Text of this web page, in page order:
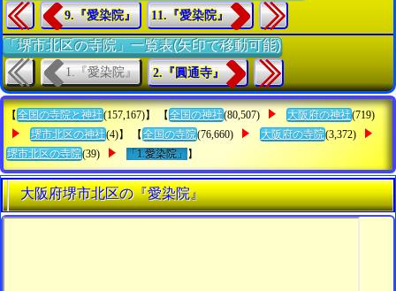
9.『愛染院』 11.『愛染院』
「堺市北区の寺院」一覧表(矢印で移動可能)
1.『愛染院』 2.『圓通寺』
【 全国の寺院と神社(157,167)】 【 全国の神社(80,507) 大阪府の神社(719)
堺市北区の神社(4)】 【 全国の寺院(76,660) 大阪府の寺院(3,372)
堺市北区の寺院(39) 「1.愛染院」 】
大阪府堺市北区の『愛染院』